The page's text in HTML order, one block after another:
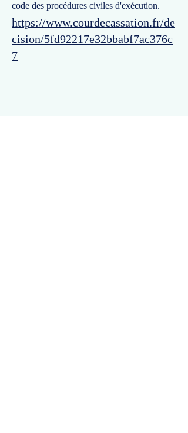
code des procédures civiles d'exécution.
https://www.courdecassation.fr/de
cision/5fd92217e32bbabf7ac376c
7